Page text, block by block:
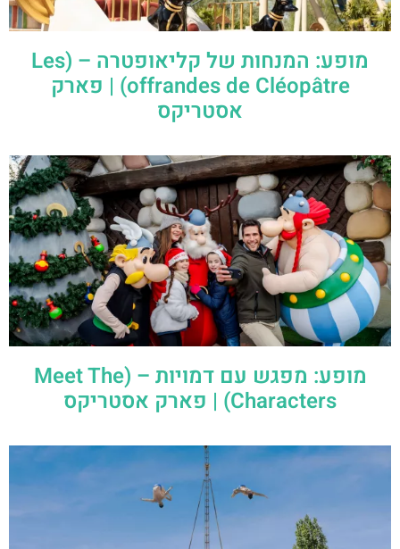
מופע: המנחות של קליאופטרה – (Les
offrandes de Cléopâtre) | פארק
אסטריקס
מופע: מפגש עם דמויות – (Meet The
Characters) | פארק אסטריקס